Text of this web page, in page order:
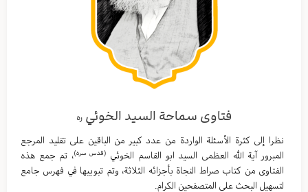
فتاوى سماحة السيد الخوئي ره
نظرا إلى كثرة الأسئلة الواردة من عدد كبير من الباقين على تقليد المرجع
المبرور آية الله العظمى السيد ابو القاسم الخوئي (قدس سره)، تم جمع هذه
الفتاوى من كتاب صراط النجاة بأجزائه الثلاثة، وتم تبويبها في فهرس جامع
لتسهيل البحث على المتصفحين الكرام.